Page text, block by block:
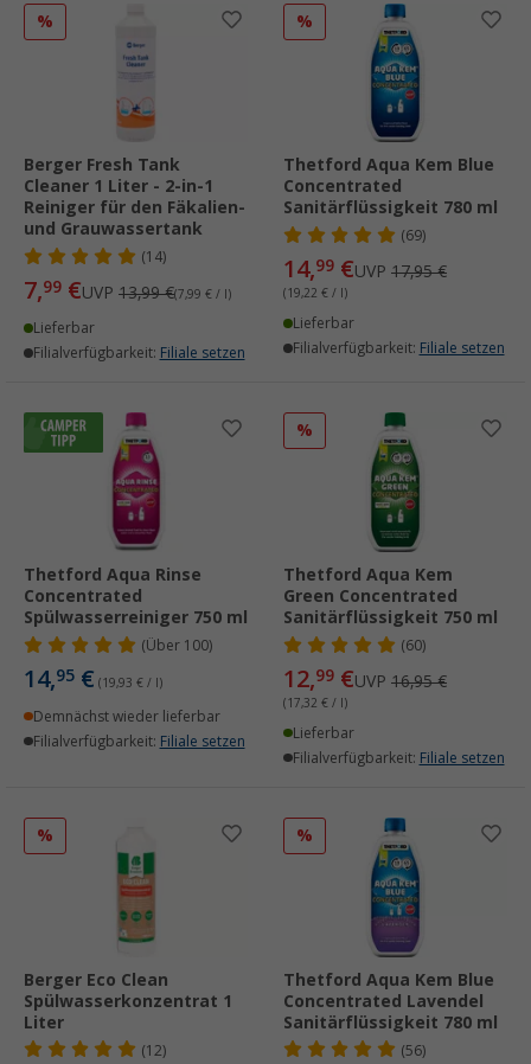
%
Berger Fresh Tank
Cleaner 1 Liter - 2-in-1
Reiniger für den Fäkalien-
und Grauwassertank
(14)
7,99 €UVP 13,99 €(7,99 € / l)
Lieferbar
Filialverfügbarkeit: Filiale setzen
%
Thetford Aqua Kem Blue
Concentrated
Sanitärflüssigkeit 780 ml
(69)
14,99 €UVP 17,95 €
(19,22 € / l)
Lieferbar
Filialverfügbarkeit: Filiale setzen
Thetford Aqua Rinse
Concentrated
Spülwasserreiniger 750 ml
(Über100)
14,95 € (19,93 € / l)
Demnächst wieder lieferbar
Filialverfügbarkeit: Filiale setzen
%
Thetford Aqua Kem
Green Concentrated
Sanitärflüssigkeit 750 ml
(60)
12,99 €UVP 16,95 €
(17,32 € / l)
Lieferbar
Filialverfügbarkeit: Filiale setzen
%
Berger Eco Clean
Spülwasserkonzentrat 1
Liter
(12)
%
Thetford Aqua Kem Blue
Concentrated Lavendel
Sanitärflüssigkeit 780 ml
(56)